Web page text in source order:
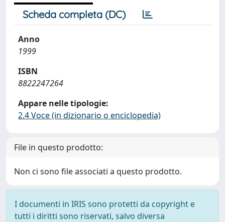
Scheda completa (DC)
Anno
1999
ISBN
8822247264
Appare nelle tipologie:
2.4 Voce (in dizionario o enciclopedia)
File in questo prodotto:
Non ci sono file associati a questo prodotto.
I documenti in IRIS sono protetti da copyright e
tutti i diritti sono riservati, salvo diversa